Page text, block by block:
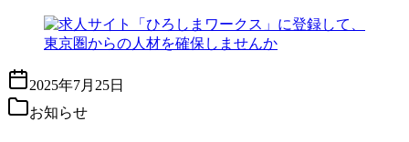
2025年7月25日
お知らせ